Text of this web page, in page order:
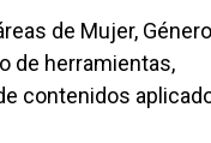
de Mujer,
de herramientas,
contenidos